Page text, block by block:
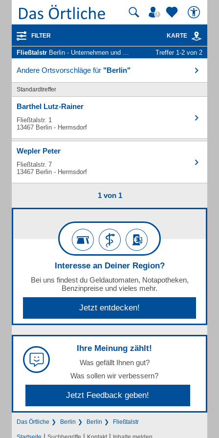
FILTER KARTE
Fließtalstr Berlin - Unternehmen und Personen Treffer 1-2 von 2
Andere Ortsvorschläge für "Berlin"
Standardtreffer
Barthel Lutz-Rainer
Fließtalstr. 1
13467 Berlin - Hermsdorf
Wepler Peter
Fließtalstr. 7
13467 Berlin - Hermsdorf
1 von 1
Interesse an Deiner Region?
Bei uns findest du Geldautomaten, Notapotheken,
Benzinpreise und vieles mehr.
Jetzt entdecken!
Ihre Meinung zählt!
Was gefällt Ihnen gut?
Was sollen wir verbessern?
Jetzt Feedback geben!
Das Örtliche Berlin Berlin Fließtalstr
| | |